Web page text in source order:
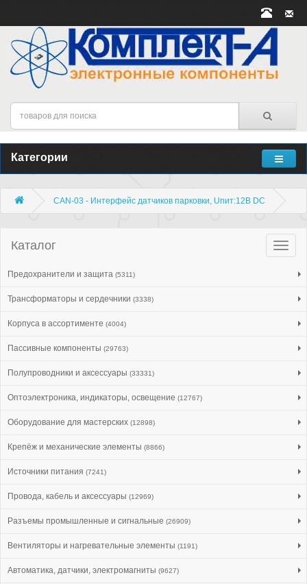
Категории
CAN-03 - Интерфейс датчиков парковки, Uпит:12В DC
Каталог
Предохранители и защита (5311)
Трансформаторы и сердечники (3338)
Корпуса в ассортименте (4004)
Пассивные компоненты (29763)
Полупроводники и аксессуары (33331)
Оптоэлектроника, индикаторы, освещение (12767)
Оборудование для мастерских (12898)
Крепёж и механические элементы (8866)
Источники питания (7241)
Провода, кабель и аксессуары (12969)
Разъемы промышленные и сигнальные (26909)
Вентиляторы и нагревательные элементы (1191)
Автоматика, датчики, электромагниты (9627)